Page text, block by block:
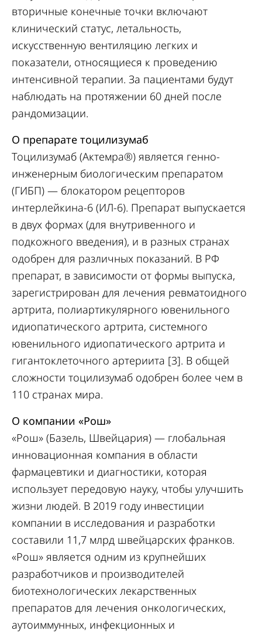
вторичные конечные точки включают
клинический статус, летальность,
искусственную вентиляцию легких и
показатели, относящиеся к проведению
интенсивной терапии. За пациентами будут
наблюдать на протяжении 60 дней после
рандомизации.
О препарате тоцилизумаб
Тоцилизумаб (Актемра®) является генно-
инженерным биологическим препаратом
(ГИБП) — блокатором рецепторов
интерлейкина-6 (ИЛ-6). Препарат выпускается
в двух формах (для внутривенного и
подкожного введения), и в разных странах
одобрен для различных показаний. В РФ
препарат, в зависимости от формы выпуска,
зарегистрирован для лечения ревматоидного
артрита, полиартикулярного ювенильного
идиопатического артрита, системного
ювенильного идиопатического артрита и
гигантоклеточного артериита [3]. В общей
сложности тоцилизумаб одобрен более чем в
110 странах мира.
О компании «Рош»
«Рош» (Базель, Швейцария) — глобальная
инновационная компания в области
фармацевтики и диагностики, которая
использует передовую науку, чтобы улучшить
жизни людей. В 2019 году инвестиции
компании в исследования и разработки
составили 11,7 млрд швейцарских франков.
«Рош» является одним из крупнейших
разработчиков и производителей
биотехнологических лекарственных
препаратов для лечения онкологических,
аутоиммунных, инфекционных и